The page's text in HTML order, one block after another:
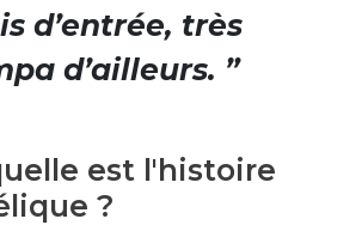
d’entrée, très
d’ailleurs. ”
est l'histoire
?